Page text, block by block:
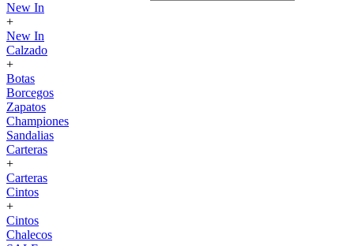
New In
+
New In
Calzado
+
Botas
Borcegos
Zapatos
Championes
Sandalias
Carteras
+
Carteras
Cintos
+
Cintos
Chalecos